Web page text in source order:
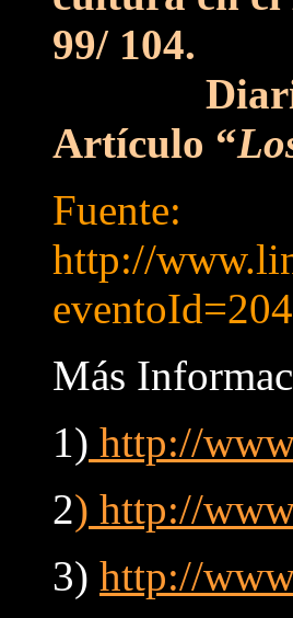
99/ 104.
Diario El
Artículo “
Fuente:
http://
Más
1) http://
2) http://
3) http://